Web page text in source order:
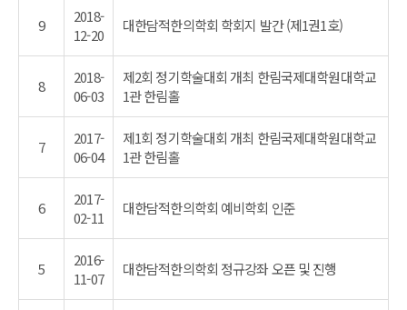
9
2018-
12-20
대한담적한의학회 학회지 발간 (제1권1호)
8
2018-
06-03
제2회 정기학술대회 개최 한림국제대학원대학교
1관 한림홀
7
2017-
06-04
제1회 정기학술대회 개최 한림국제대학원대학교
1관 한림홀
6
2017-
02-11
대한담적한의학회 예비학회 인준
5
2016-
11-07
대한담적한의학회 정규강좌 오픈 및 진행